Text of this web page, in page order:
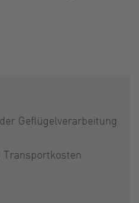
Geflügelverarbeitung